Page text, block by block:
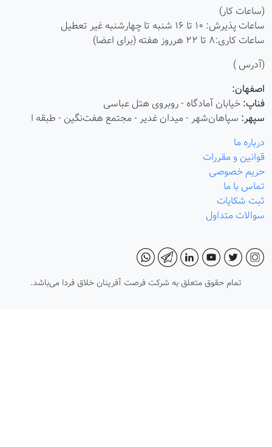
(ساعات کار)
ساعات پذیرش: ۱۰ تا ۱۶ شنبه تا چهارشنبه غیر تعطیل
ساعات کاری:8 تا 22 هرروز هفته (برای اعضا)
(آدرس )
اصفهان:
فناپ:خیابان آمادگاه - روبروی هتل عباسی
سپهر:سپاهان‌شهر - میدان غدیر - مجتمع هفت‌نگین - طبقه ا
درباره ما
قوانین و مقررات
حریم خصوصی
تماس با ما
ثبت شکایات
سوالات متداول
تمام حقوق متعلق به شرکت فرصت آفرینان خلاق فردا می‌باشد.